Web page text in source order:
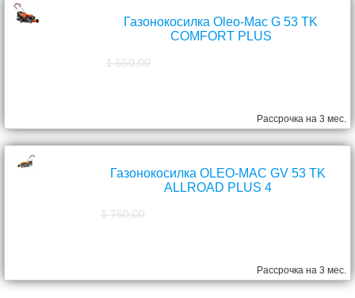
Газонокосилка Oleo-Mac G 53 TK
COMFORT PLUS
1 550,00
Рассрочка на 3 мес.
Газонокосилка OLEO-MAC GV 53 TK
ALLROAD PLUS 4
1 750,00
Рассрочка на 3 мес.